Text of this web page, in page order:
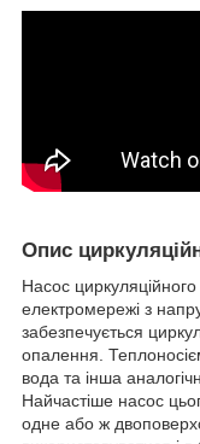
Опис
Насос
електромережі з
забезпечується
опалення.
вода та інша
Найчастіше насос
одне або ж